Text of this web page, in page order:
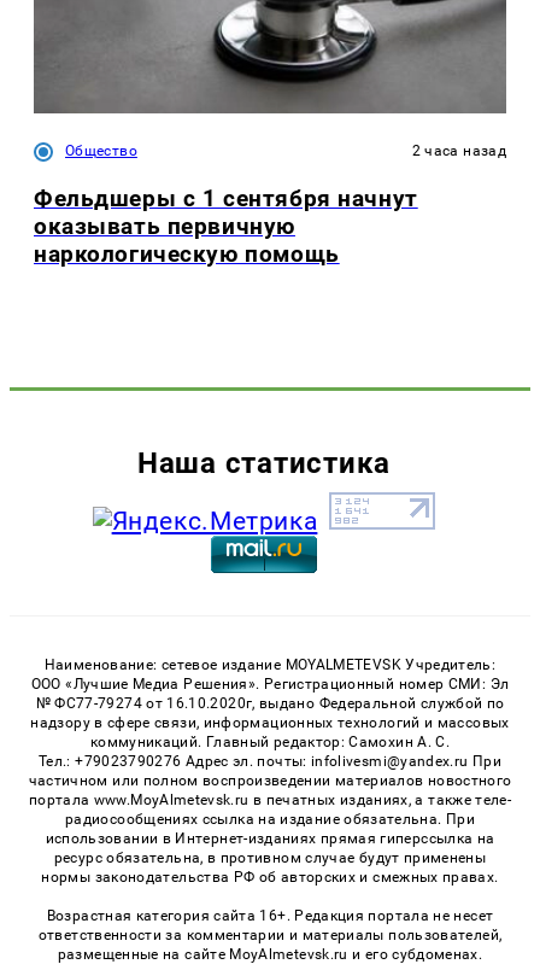
Общество 2 часа назад
Фельдшеры с 1 сентября начнут
оказывать первичную
наркологическую помощь
Наша статистика
Наименование: сетевое издание MOYALMETEVSK Учредитель:
ООО «Лучшие Медиа Решения». Регистрационный номер СМИ: Эл
№ ФС77-79274 от 16.10.2020г, выдано Федеральной службой по
надзору в сфере связи, информационных технологий и массовых
коммуникаций. Главный редактор: Самохин А. С.
Тел.: +79023790276 Адрес эл. почты: infolivesmi@yandex.ru При
частичном или полном воспроизведении материалов новостного
портала www.MoyAlmetevsk.ru в печатных изданиях, а также теле-
радиосообщениях ссылка на издание обязательна. При
использовании в Интернет-изданиях прямая гиперссылка на
ресурс обязательна, в противном случае будут применены
нормы законодательства РФ об авторских и смежных правах.
Возрастная категория сайта 16+. Редакция портала не несет
ответственности за комментарии и материалы пользователей,
размещенные на сайте MoyAlmetevsk.ru и его субдоменах.